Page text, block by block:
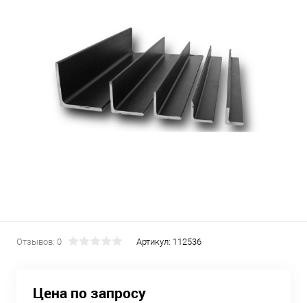
Отзывов: 0 Артикул: 112536
Цена по запросу